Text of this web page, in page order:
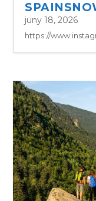
juny 18, 2026
https://